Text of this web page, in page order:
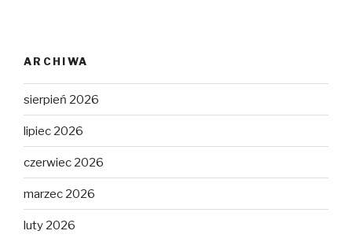
ARCHIWA
sierpień 2026
lipiec 2026
czerwiec 2026
marzec 2026
luty 2026